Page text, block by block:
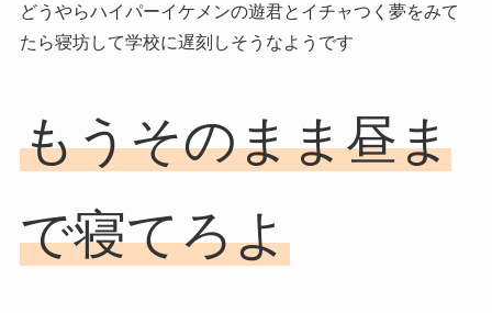
どうやらハイパーイケメンの遊君とイチャつく夢をみて
たら寝坊して学校に遅刻しそうなようです
もうそのまま昼ま
で寝てろよ